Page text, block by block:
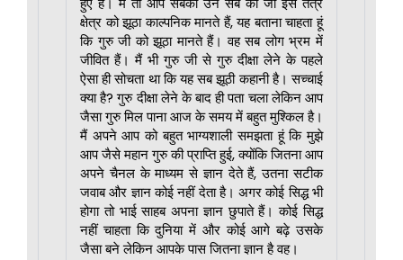
क्षेत्र को झूठा काल्पनिक मानते हैं, यह बताना चाहता हूं
कि गुरु जी को झूठा मानते हैं। वह सब लोग भ्रम में
जीवित हैं। मैं भी गुरु जी से गुरु दीक्षा लेने के पहले
ऐसा ही सोचता था कि यह सब झूठी कहानी है। सच्चाई
क्या है? गुरु दीक्षा लेने के बाद ही पता चला लेकिन आप
जैसा गुरु मिल पाना आज के समय में बहुत मुश्किल है।
मैं अपने आप को बहुत भाग्यशाली समझता हूं कि मुझे
आप जैसे महान गुरु की प्राप्ति हुई, क्योंकि जितना आप
अपने चैनल के माध्यम से ज्ञान देते हैं, उतना सटीक
जवाब और ज्ञान कोई नहीं देता है। अगर कोई सिद्ध भी
होगा तो भाई साहब अपना ज्ञान छुपाते हैं। कोई सिद्ध
नहीं चाहता कि दुनिया में और कोई आगे बढ़े उसके
जैसा बने लेकिन आपके पास जितना ज्ञान है वह।